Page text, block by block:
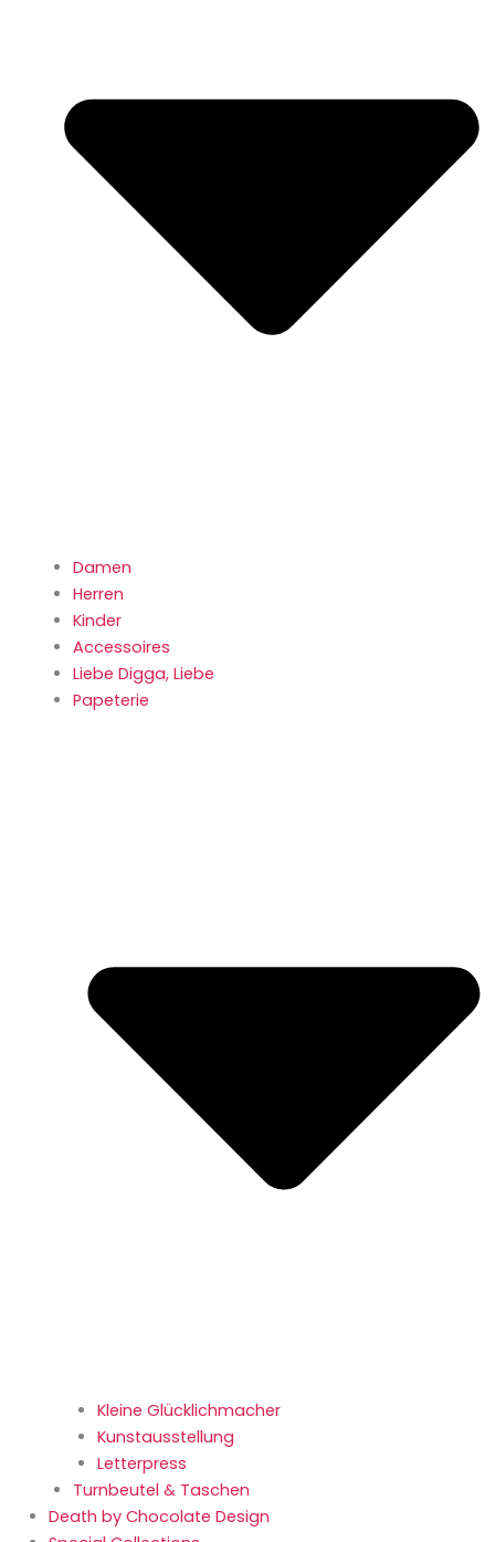
Damen
Herren
Kinder
Accessoires
Liebe Digga, Liebe
Papeterie
Kleine Glücklichmacher
Kunstausstellung
Letterpress
Turnbeutel & Taschen
Death by Chocolate Design